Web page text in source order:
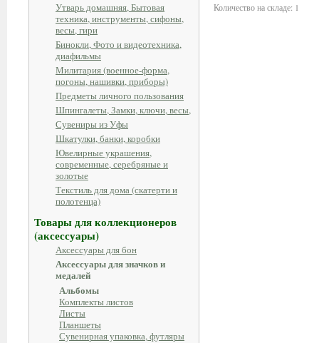
Утварь домашняя, Бытовая
техника, инструменты, сифоны,
весы, гири
Бинокли, Фото и видеотехника,
диафильмы
Милитария (военное-форма,
погоны, нашивки, приборы)
Предметы личного пользования
Шпингалеты, Замки, ключи, весы,
Сувениры из Уфы
Шкатулки, банки, коробки
Ювелирные украшения,
современные, серебряные и
золотые
Текстиль для дома (скатерти и
полотенца)
Товары для коллекционеров
(аксессуары)
Аксессуары для бон
Аксессуары для значков и
медалей
Альбомы
Комплекты листов
Листы
Планшеты
Сувенирная упаковка, футляры
Количество на складе: 1